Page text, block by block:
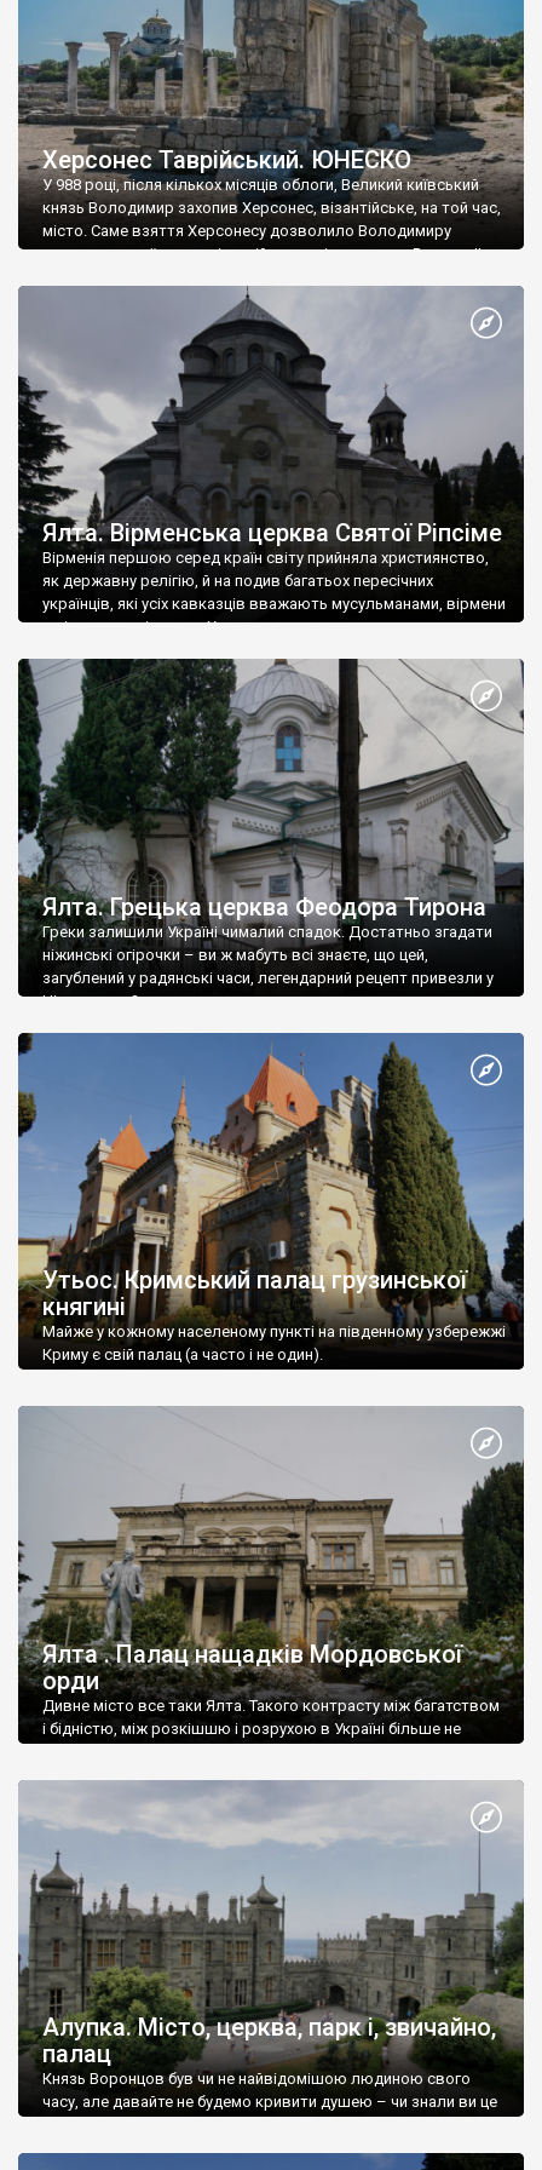
Херсонес Таврійський. ЮНЕСКО
У 988 році, після кількох місяців облоги, Великий київський
князь Володимир захопив Херсонес, візантійське, на той час,
місто. Саме взяття Херсонесу дозволило Володимиру
диктувати свої умови візантійському імператору Василю ІІ, та
Херсонесі Володимир-язичник, став Василем-християнином.
А потім було Хрещення Русі. На честь Херсонесу Таврійського
Ялта. Вірменська церква Святої Ріпсіме
Вірменія першою серед країн світу прийняла християнство,
як державну релігію, й на подив багатьох пересічних
українців, які усіх кавказців вважають мусульманами, вірмени
є відданими вірянами Христа
Ялта. Грецька церква Феодора Тирона
Греки залишили Україні чималий спадок. Достатньо згадати
ніжинські огірочки – ви ж мабуть всі знаєте, що цей,
загублений у радянські часи, легендарний рецепт привезли у
Ніжин греки?
Утьос. Кримський палац грузинської
княгині
Майже у кожному населеному пункті на південному узбережжі
Криму є свій палац (а часто і не один).
Ялта . Палац нащадків Мордовської
орди
Дивне місто все таки Ялта. Такого контрасту між багатством
і бідністю, між розкішшю і розрухою в Україні більше не
Алупка. Місто, церква, парк і, звичайно,
палац
Князь Воронцов був чи не найвідомішою людиною свого
часу, але давайте не будемо кривити душею – чи знали ви це